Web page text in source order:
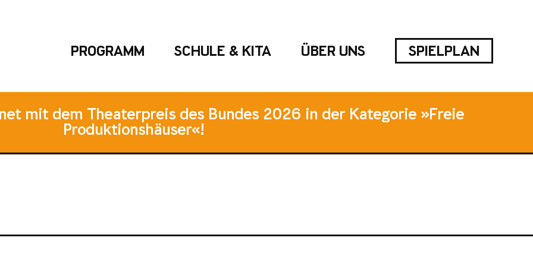
PROGRAMM SCHULE & KITA ÜBER UNS SPIELPLAN
mit dem Theaterpreis des Bundes 2026 in der Kategorie »Freie
Produktionshäuser«!